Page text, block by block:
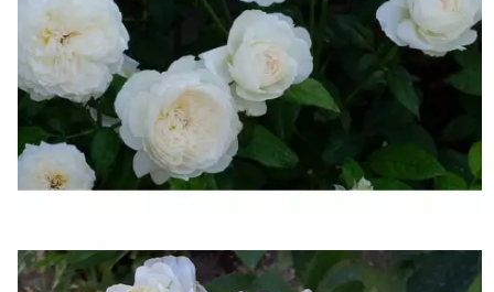
Роза Даниэлла (Daniela)